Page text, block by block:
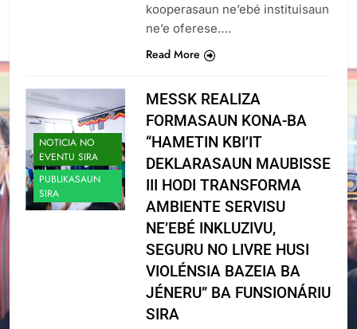
kooperasaun ne’ebé instituisaun
ne’e oferese….
Read More
NOTICIA NO
EVENTU SIRA
PUBLIKASAUN
SIRA
MESSK REALIZA
FORMASAUN KONA-BA
“HAMETIN KBI’IT
DEKLARASAUN MAUBISSE
III HODI TRANSFORMA
AMBIENTE SERVISU
NE’EBÉ INKLUZIVU,
SEGURU NO LIVRE HUSI
VIOLÉNSIA BAZEIA BA
JÉNERU” BA FUNSIONÁRIU
SIRA